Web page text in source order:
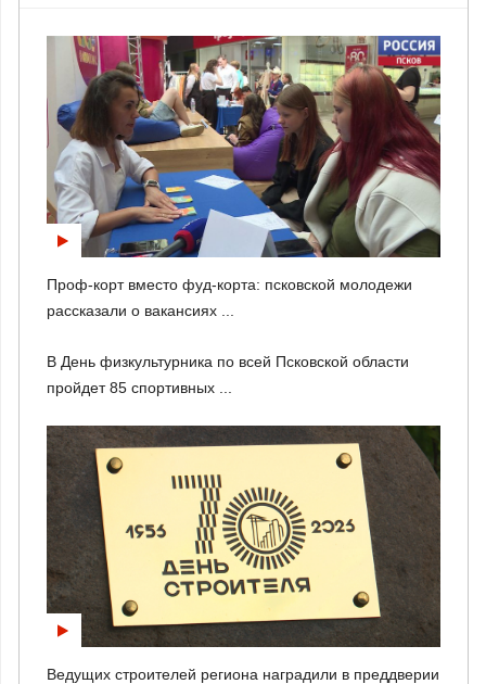
Проф-корт вместо фуд-корта: псковской молодежи
рассказали о вакансиях ...
В День физкультурника по всей Псковской области
пройдет 85 спортивных ...
Ведущих строителей региона наградили в преддверии